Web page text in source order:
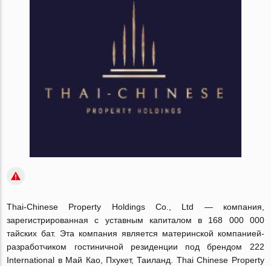
Thai-Chinese Property Holdings Co., Ltd — компания,
зарегистрированная с уставным капиталом в 168 000 000
тайских бат. Эта компания является материнской компанией-
разработчиком гостиничной резиденции под брендом 222
International в Май Као, Пхукет, Таиланд. Thai Chinese Property